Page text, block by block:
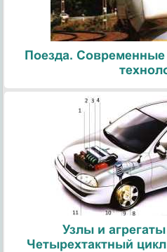
Поезда.
Узлы и
Четырехтактный